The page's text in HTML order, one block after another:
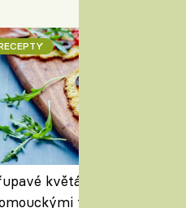
květákové minipizzy
tvarůžky: